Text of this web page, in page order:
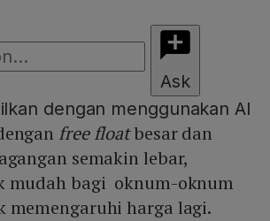
Ask
dengan menggunakan AI
free floatbesar dan
semakin lebar,
mudah bagi oknum-oknum
harga lagi.